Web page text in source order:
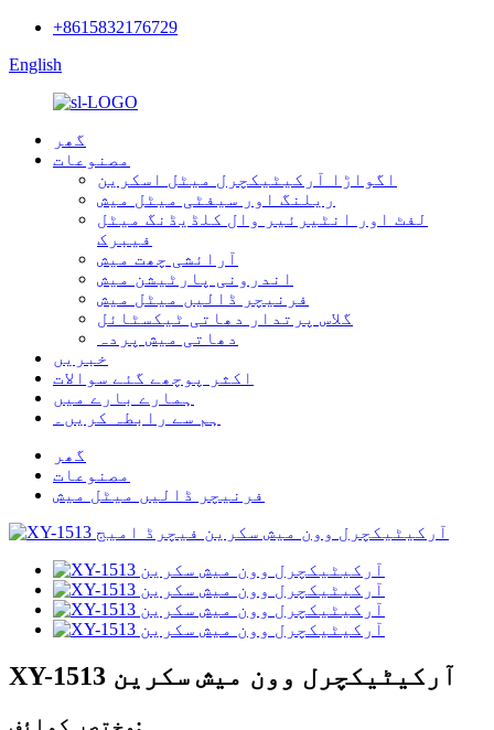
+8615832176729
English
گھر
مصنوعات
اگواڑا آرکیٹیکچرل میٹل اسکرین
ریلنگ اور سیفٹی میٹل میش
لفٹ اور انٹیرئیر وال کلڈیڈنگ میٹل
فیبرک
آرائشی چھت میش
اندرونی پارٹیشن میش
فرنیچر ڈالیں میٹل میش
گلاس پرتدار دھاتی ٹیکسٹائل
دھاتی میش پردہ
خبریں
اکثر پوچھے گئے سوالات
ہمارے بارے میں
ہم سے رابطہ کریں۔
گھر
مصنوعات
فرنیچر ڈالیں میٹل میش
XY-1513 آرکیٹیکچرل وون میش سکرین
مختصر کوائف: